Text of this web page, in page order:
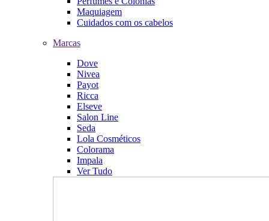
Maquiagem
Cuidados com os cabelos
Marcas
Dove
Nivea
Payot
Ricca
Elseve
Salon Line
Seda
Lola Cosméticos
Colorama
Impala
Ver Tudo